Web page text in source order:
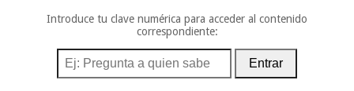
Introduce tu clave numérica para acceder al contenido
correspondiente:
Entrar